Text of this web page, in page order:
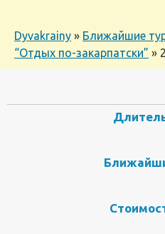
Dyvakrainy » Ближайшие
“Отдых по-закарпатски” »